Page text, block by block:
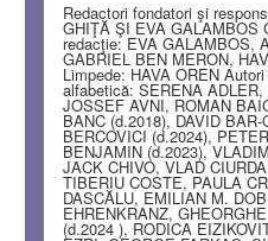
Redactori fondatori şi
GHIŢĂ ŞI EVA GALAMBOS
redacţie: EVA GALAMBOS,
GABRIEL BEN MERON,
Limpede: HAVA OREN
alfabetică: SERENA
JOSSEF AVNI, ROMAN
BANC (d.2018), DAVID
BERCOVICI (d.2024),
BENJAMIN (d.2023),
JACK CHIVO, VLAD
TIBERIU COSTE, PAULA
DASCĂLU, EMILIAN M.
EHRENKRANZ,
(d.2024 ), RODICA